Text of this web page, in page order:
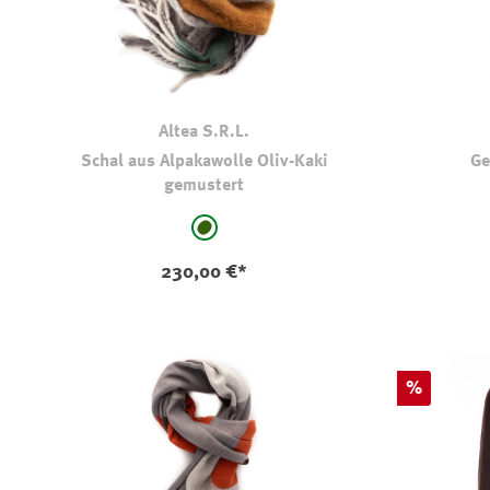
Altea S.R.L.
Schal aus Alpakawolle Oliv-Kaki
gemustert
auswählenoliv-khaki-gemustert
230,00 €*
Rabatt
%